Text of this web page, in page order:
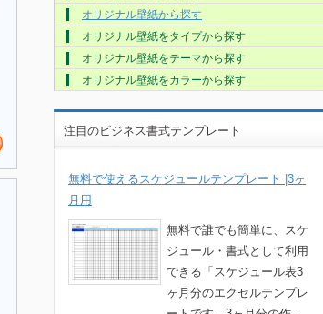
オリジナル壁紙から探す
オリジナル壁紙をタイプから探す
オリジナル壁紙をテーマから探す
オリジナル壁紙をカラーから探す
注目のビジネス書式テンプレート
無料で使えるスケジュールテンプレート |3ヶ
月用
無料で誰でも簡単に、スケ
ジュール・書式として利用
できる「スケジュール表3
ヶ月分のエクセルテンプレ